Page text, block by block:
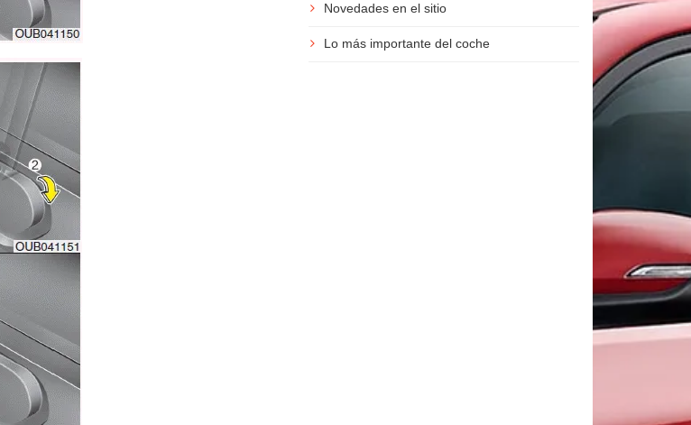
Novedades en el sitio
Lo más importante del coche